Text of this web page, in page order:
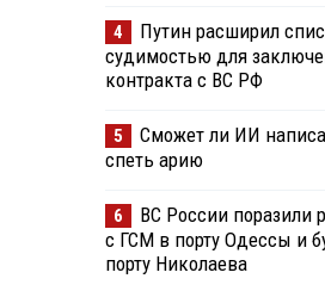
4
Путин расширил
судимостью для
контракта с ВС РФ
5
Сможет ли ИИ
спеть арию
6
ВС России поразили
с ГСМ в порту Одессы и
порту Николаева